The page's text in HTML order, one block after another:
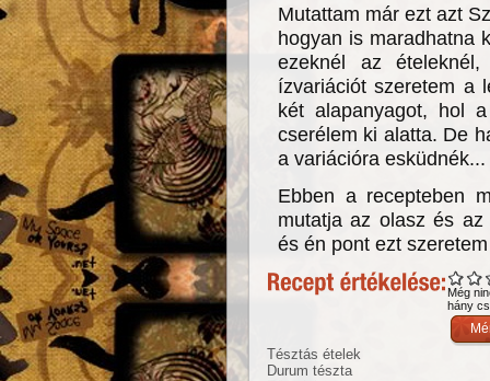
Mutattam már ezt azt
hogyan is maradhatna
ezeknél az
ízvariációt szeretem a
két alapanyagot, hol
cserélem ki alatta. De
a variációra esküdnék...
Ebben a recepteben
mutatja az olasz és
és én pont ezt
Még
hány
Tésztás ételek
Durum tészta